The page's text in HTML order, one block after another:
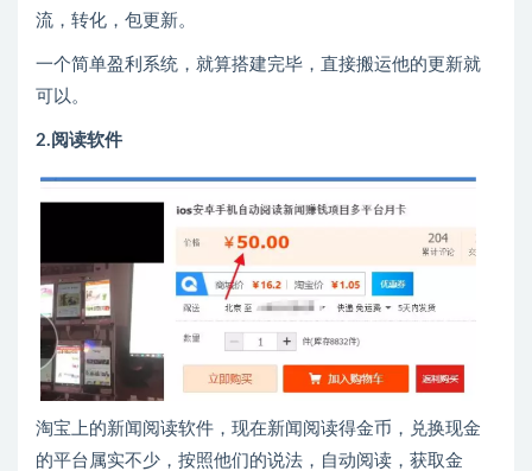
流，转化，包更新。
一个简单盈利系统，就算搭建完毕，直接搬运他的更新就
可以。
2.阅读软件
淘宝上的新闻阅读软件，现在新闻阅读得金币，兑换现金
的平台属实不少，按照他们的说法，自动阅读，获取金